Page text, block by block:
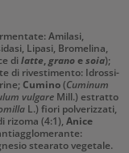
Amilasi,
Lipasi, Bromelina,
dilatte,granoesoia);
di rivestimento: Idrossi-
Cumino(Cuminum
vulgare Mill.) estratto
L.) fiori polverizzati,
rizoma (4:1),Anice
stearato vegetale.